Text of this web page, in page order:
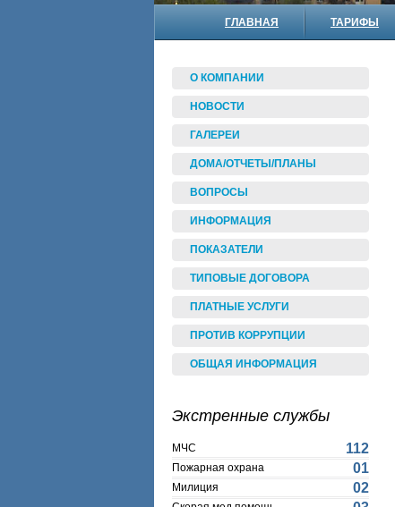
ГЛАВНАЯ ТАРИФЫ
О КОМПАНИИ
НОВОСТИ
ГАЛЕРЕИ
ДОМА/ОТЧЕТЫ/ПЛАНЫ
ВОПРОСЫ
ИНФОРМАЦИЯ
ПОКАЗАТЕЛИ
ТИПОВЫЕ ДОГОВОРА
ПЛАТНЫЕ УСЛУГИ
ПРОТИВ КОРРУПЦИИ
ОБЩАЯ ИНФОРМАЦИЯ
Экстренные службы
МЧС 112
Пожарная охрана 01
Милиция 02